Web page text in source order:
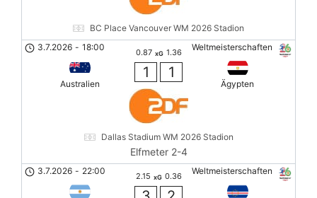
BC Place Vancouver WM 2026 Stadion
Weltmeisterschaften
3.7.2026 - 18:00
Australien
0.87 xG 1.36
1 1
Ägypten
Dallas Stadium WM 2026 Stadion
Elfmeter 2-4
Weltmeisterschaften
3.7.2026 - 22:00
2.15 xG 0.36